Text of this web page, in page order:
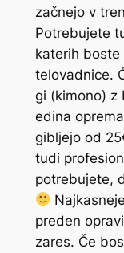
začnejo v
Potrebujete
katerih
telovadnice.
gi (kimono) z
edina
gibljejo od
tudi
potrebujete,
preden
zares. Če